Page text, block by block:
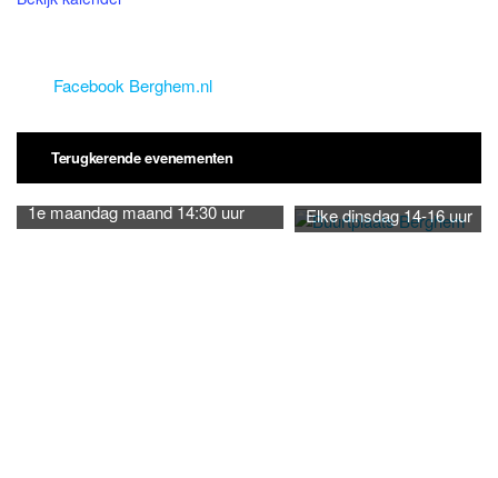
Facebook Berghem.nl
Terugkerende evenementen
1e maandag maand 14:30 uur Elke dinsdag 14-16 uur